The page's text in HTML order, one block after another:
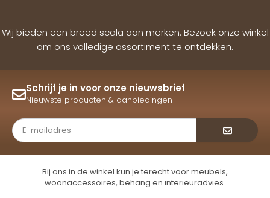
Wij bieden een breed scala aan merken. Bezoek onze winkel
om ons volledige assortiment te ontdekken.
Schrijf je in voor onze nieuwsbrief
Nieuwste producten & aanbiedingen
Bij ons in de winkel kun je terecht voor meubels,
woonaccessoires, behang en interieuradvies.